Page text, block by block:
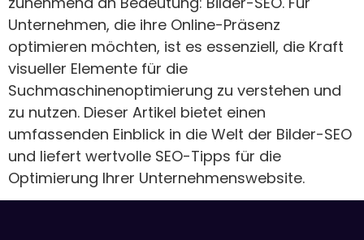
Unternehmen, die ihre Online-Präsenz
optimieren möchten, ist es essenziell, die Kraft
visueller Elemente für die
Suchmaschinenoptimierung zu verstehen und
zu nutzen. Dieser Artikel bietet einen
umfassenden Einblick in die Welt der Bilder-SEO
und liefert wertvolle SEO-Tipps für die
Optimierung Ihrer Unternehmenswebsite.